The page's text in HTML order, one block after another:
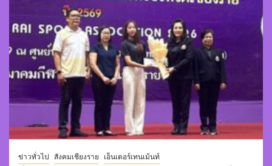
ข่าวทั่วไป สังคมเชียงราย เอ็นเตอร์เทนเม้นท์